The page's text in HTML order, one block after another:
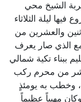
تربة الشيخ محي
ليلة الثلاثاء
والعشرين من
الجامع الذي صار يعرف
ببناء تكية شمالي
عشر من محرم ركب
وخطب به يومئذٍ
مهيباً عظيماً